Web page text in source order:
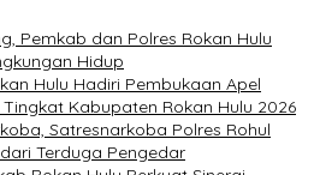
Pemkab dan Polres Rokan Hulu
Hidup
Hulu Hadiri Pembukaan Apel
Kabupaten Rokan Hulu 2026
Satresnarkoba Polres Rohul
Terduga Pengedar